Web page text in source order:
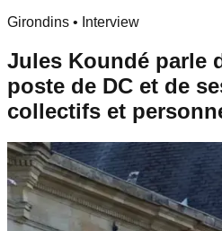
Girondins • Interview
Jules Koundé parle
poste de DC et de
collectifs et